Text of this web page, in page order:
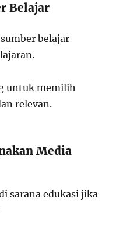
Belajar
belajar
untuk memilih
relevan.
Media
sarana edukasi jika